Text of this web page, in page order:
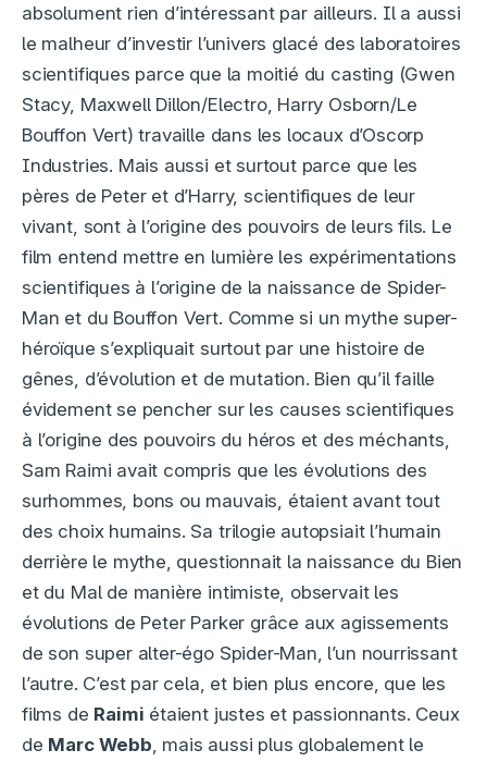
absolument rien d’intéressant par ailleurs. Il a aussi
le malheur d’investir l’univers glacé des laboratoires
scientifiques parce que la moitié du casting (Gwen
Stacy, Maxwell Dillon/Electro, Harry Osborn/Le
Bouffon Vert) travaille dans les locaux d’Oscorp
Industries. Mais aussi et surtout parce que les
pères de Peter et d’Harry, scientifiques de leur
vivant, sont à l’origine des pouvoirs de leurs fils. Le
film entend mettre en lumière les expérimentations
scientifiques à l’origine de la naissance de Spider-
Man et du Bouffon Vert. Comme si un mythe super-
héroïque s’expliquait surtout par une histoire de
gênes, d’évolution et de mutation. Bien qu’il faille
évidement se pencher sur les causes scientifiques
à l’origine des pouvoirs du héros et des méchants,
Sam Raimi avait compris que les évolutions des
surhommes, bons ou mauvais, étaient avant tout
des choix humains. Sa trilogie autopsiait l’humain
derrière le mythe, questionnait la naissance du Bien
et du Mal de manière intimiste, observait les
évolutions de Peter Parker grâce aux agissements
de son super alter-égo Spider-Man, l’un nourrissant
l’autre. C’est par cela, et bien plus encore, que les
films de Raimi étaient justes et passionnants. Ceux
de Marc Webb , mais aussi plus globalement le